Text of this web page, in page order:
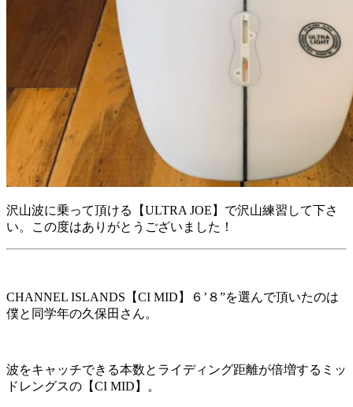
沢山波に乗って頂ける【ULTRA JOE】で沢山練習して下さ
い。この度はありがとうございました！
CHANNEL ISLANDS【CI MID】６’８”を選んで頂いたのは
僕と同学年の久保田さん。
波をキャッチできる本数とライディング距離が倍増するミッ
ドレングスの【CI MID】。